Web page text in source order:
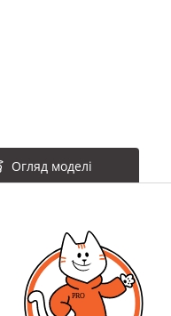
Огляд моделі